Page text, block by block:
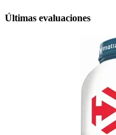
Últimas evaluaciones